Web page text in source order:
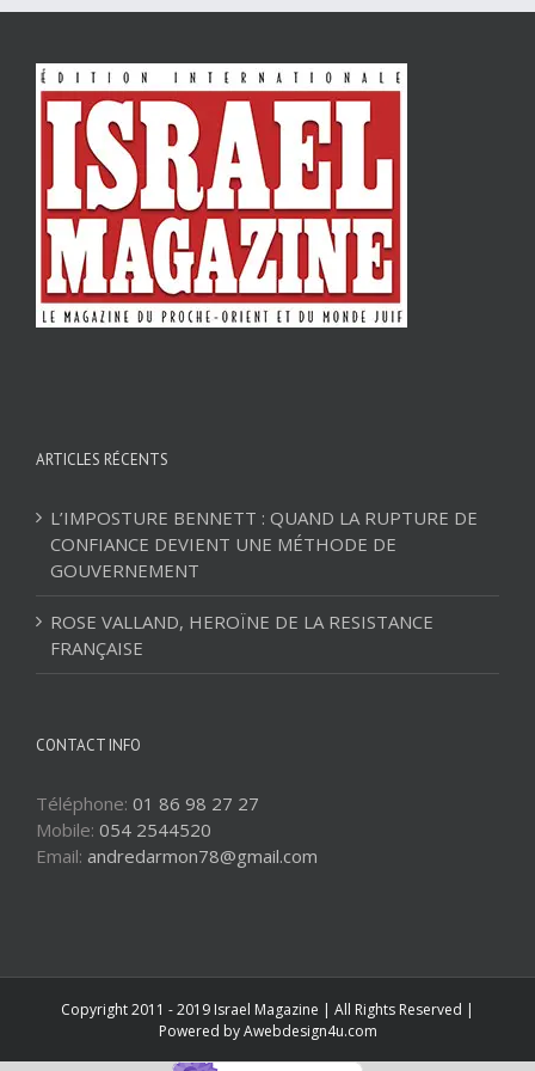
ARTICLES RÉCENTS
L’IMPOSTURE BENNETT : QUAND LA RUPTURE DE
CONFIANCE DEVIENT UNE MÉTHODE DE
GOUVERNEMENT
ROSE VALLAND, HEROÏNE DE LA RESISTANCE
FRANÇAISE
CONTACT INFO
Téléphone: 01 86 98 27 27
Mobile: 054 2544520
Email: andredarmon78@gmail.com
Copyright 2011 - 2019 Israel Magazine | All Rights Reserved |
Powered byAwebdesign4u.com